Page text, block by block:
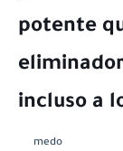
potente
incluso a
medo